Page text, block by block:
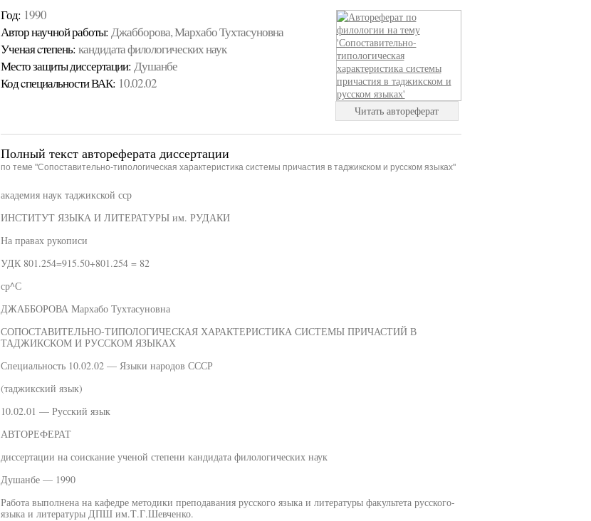
Год: 1990
Автор научной работы: Джабборова, Мархабо Тухтасуновна
Ученая cтепень: кандидата филологических наук
Место защиты диссертации: Душанбе
Код cпециальности ВАК: 10.02.02
Читать автореферат
Полный текст автореферата диссертации
по теме "Сопоставительно-типологическая характеристика системы причастия в таджикском и русском языках"
академия наук таджикской сср
ИНСТИТУТ ЯЗЫКА И ЛИТЕРАТУРЫ им. РУДАКИ
На правах рукописи
УДК 801.254=915.50+801.254 = 82
ср^С
ДЖАББОРОВА Мархабо Тухтасуновна
СОПОСТАВИТЕЛЬНО-ТИПОЛОГИЧЕСКАЯ ХАРАКТЕРИСТИКА СИСТЕМЫ ПРИЧАСТИЙ В
ТАДЖИКСКОМ И РУССКОМ ЯЗЫКАХ
Специальность 10.02.02 — Языки народов СССР
(таджикский язык)
10.02.01 — Русский язык
АВТОРЕФЕРАТ
диссертации на соискание ученой степени кандидата филологических наук
Душанбе — 1990
Работа выполнена на кафедре методики преподавания русского языка и литературы факультета русского-
языка и литературы ДПШ им.Т.Г.Шевченко.